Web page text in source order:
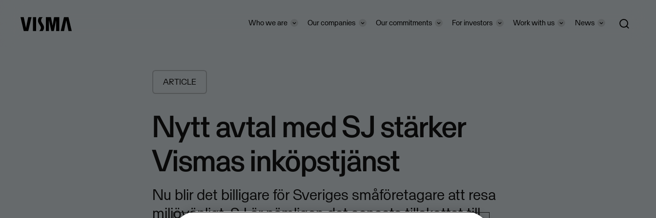
Who we are Our companies Our commitments For investors Work with us News
ARTICLE
Nytt avtal med SJ stärker
Vismas inköpstjänst
​Nu blir det billigare för Sveriges småföretagare att resa
miljövänligt. SJ är nämligen det senaste tillskottet till